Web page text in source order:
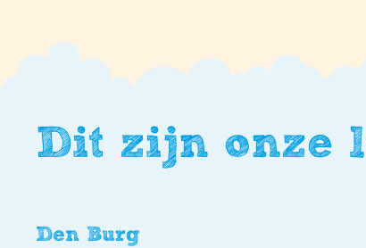
Dit zijn onze
Den Burg